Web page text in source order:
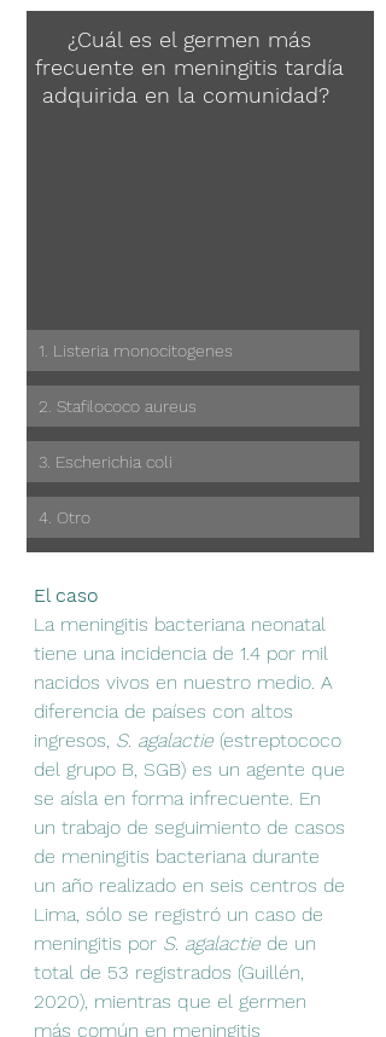
¿Cuál es el germen más
frecuente en meningitis tardía
adquirida en la comunidad?
1. Listeria monocitogenes
2. Stafilococo aureus
3. Escherichia coli
4. Otro
El caso
La meningitis bacteriana neonatal
tiene una incidencia de 1.4 por mil
nacidos vivos en nuestro medio. A
diferencia de países con altos
ingresos, S. agalactie (estreptococo
del grupo B, SGB) es un agente que
se aísla en forma infrecuente. En
un trabajo de seguimiento de casos
de meningitis bacteriana durante
un año realizado en seis centros de
Lima, sólo se registró un caso de
meningitis por S. agalactie de un
total de 53 registrados (Guillén,
2020), mientras que el germen
más común en meningitis